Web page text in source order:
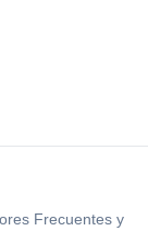
Frecuentes y